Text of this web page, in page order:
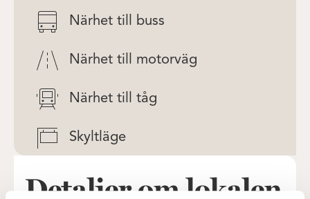
Närhet till buss
Närhet till motorväg
Närhet till tåg
Skyltläge
Detaljer om lokalen